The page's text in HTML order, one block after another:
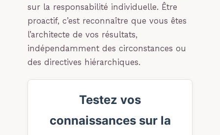
sur la responsabilité individuelle. Être
proactif, c’est reconnaître que vous êtes
l’architecte de vos résultats,
indépendamment des circonstances ou
des directives hiérarchiques.
Testez vos
connaissances sur la